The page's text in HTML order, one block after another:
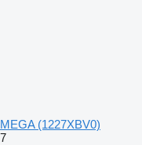
MEGA (1227XBV0)
7